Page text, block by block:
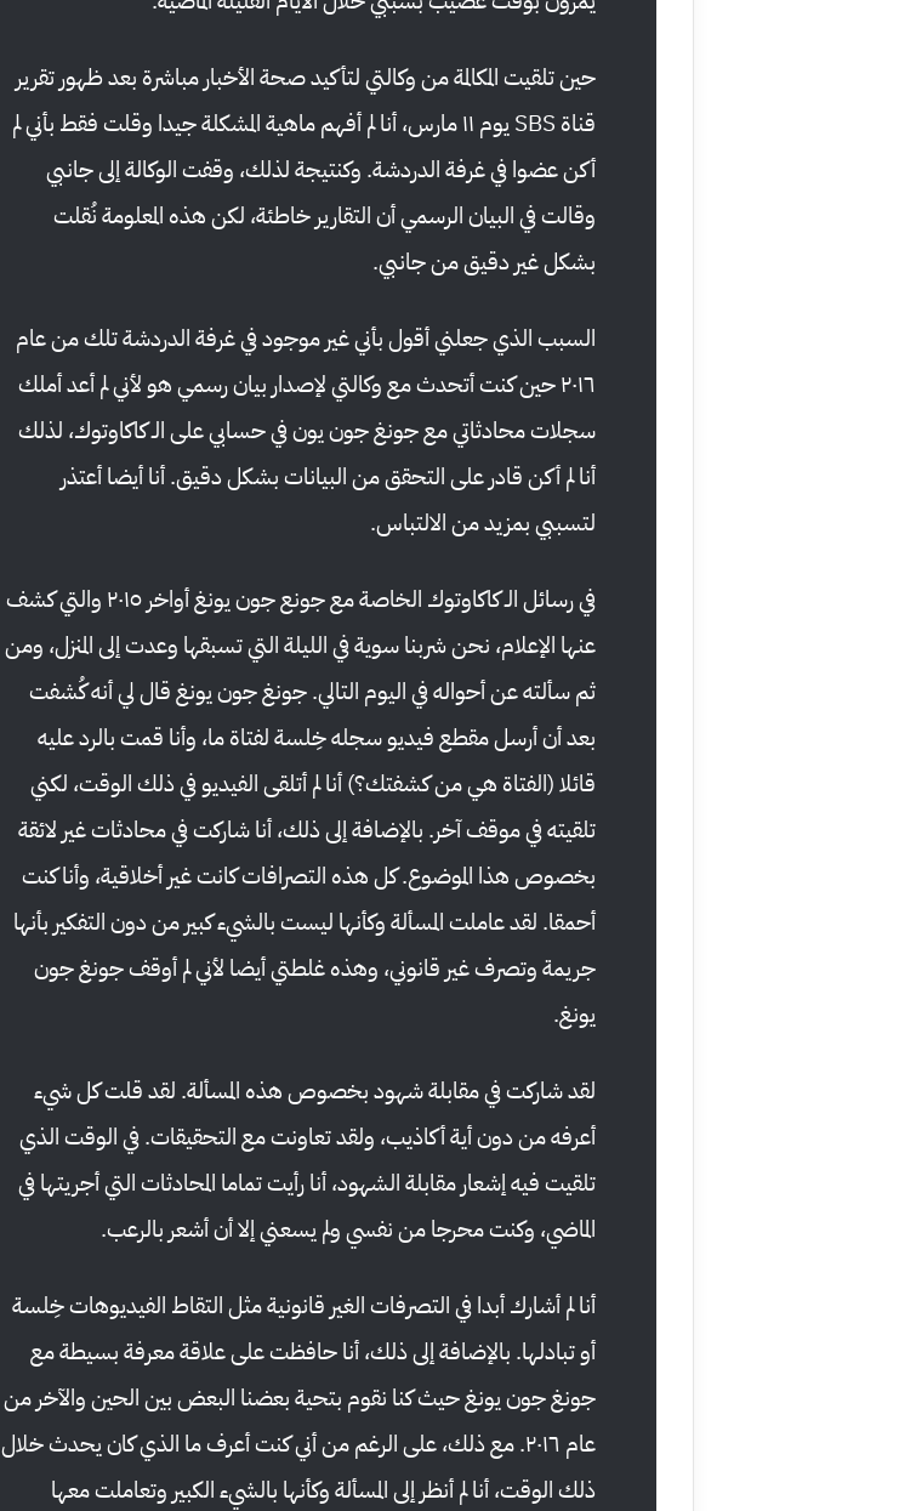
حين تلقيت المكالمة من وكالتي لتأكيد صحة الأخبار مباشرة بعد ظهور تقرير
قناة SBS يوم ١١ مارس، أنا لم أفهم ماهية المشكلة جيدا وقلت فقط بأني لم
أكن عضوا في غرفة الدردشة. وكنتيجة لذلك، وقفت الوكالة إلى جانبي
وقالت في البيان الرسمي أن التقارير خاطئة، لكن هذه المعلومة نُقلت
بشكل غير دقيق من جانبي.
السبب الذي جعلني أقول بأني غير موجود في غرفة الدردشة تلك من عام
٢٠١٦ حين كنت أتحدث مع وكالتي لإصدار بيان رسمي هو لأني لم أعد أملك
سجلات محادثاتي مع جونغ جون يون في حسابي على الـ كاكاوتوك، لذلك
أنا لم أكن قادر على التحقق من البيانات بشكل دقيق. أنا أيضا أعتذر
لتسببي بمزيد من الالتباس.
في رسائل الـ كاكاوتوك الخاصة مع جونع جون يونغ أواخر ٢٠١٥ والتي كشف
عنها الإعلام، نحن شربنا سوية في الليلة التي تسبقها وعدت إلى المنزل، ومن
ثم سألته عن أحواله في اليوم التالي. جونغ جون يونغ قال لي أنه كُشفت
بعد أن أرسل مقطع فيديو سجله خِلسة لفتاة ما، وأنا قمت بالرد عليه
قائلا (الفتاة هي من كشفتك؟) أنا لم أتلقى الفيديو في ذلك الوقت، لكني
تلقيته في موقف آخر. بالإضافة إلى ذلك، أنا شاركت في محادثات غير لائقة
بخصوص هذا الموضوع. كل هذه التصرافات كانت غير أخلاقية، وأنا كنت
أحمقا. لقد عاملت المسألة وكأنها ليست بالشيء كبير من دون التفكير بأنها
جريمة وتصرف غير قانوني، وهذه غلطتي أيضا لأني لم أوقف جونغ جون
يونغ.
لقد شاركت في مقابلة شهود بخصوص هذه المسألة. لقد قلت كل شيء
أعرفه من دون أية أكاذيب، ولقد تعاونت مع التحقيقات. في الوقت الذي
تلقيت فيه إشعار مقابلة الشهود، أنا رأيت تماما المحادثات التي أجريتها في
الماضي، وكنت محرجا من نفسي ولم يسعني إلا أن أشعر بالرعب.
أنا لم أشارك أبدا في التصرفات الغير قانونية مثل التقاط الفيديوهات خِلسة
أو تبادلها. بالإضافة إلى ذلك، أنا حافظت على علاقة معرفة بسيطة مع
جونغ جون يونغ حيث كنا نقوم بتحية بعضنا البعض بين الحين والآخر من
عام ٢٠١٦. مع ذلك، على الرغم من أني كنت أعرف ما الذي كان يحدث خلال
ذلك الوقت، أنا لم أنظر إلى المسألة وكأنها بالشيء الكبير وتعاملت معها